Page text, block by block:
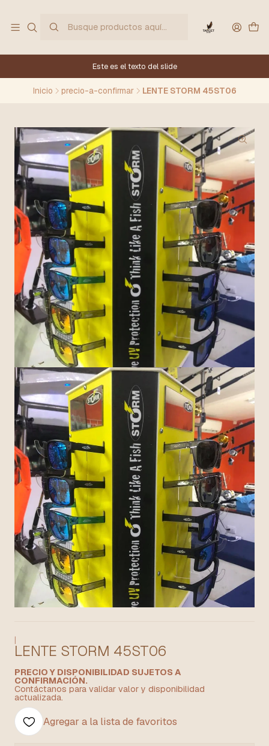
Este es el texto del slide
Inicio precio-a-confirmar LENTE STORM 45ST06
|
LENTE STORM 45ST06
PRECIO Y DISPONIBILIDAD SUJETOS A
CONFIRMACIÓN.
Contáctanos para validar valor y disponibilidad
actualizada.
Agregar a la lista de favoritos